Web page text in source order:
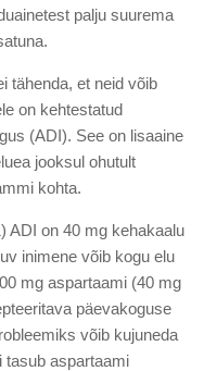
palju suurema
tähenda, et neid võib
on kehtestatud
(ADI). See on lisaaine
jooksul ohutult
kohta.
ADI on 40 mg kehakaalu
inimene võib kogu elu
mg aspartaami (40 mg
päevakoguse
võib kujuneda
tasub aspartaami